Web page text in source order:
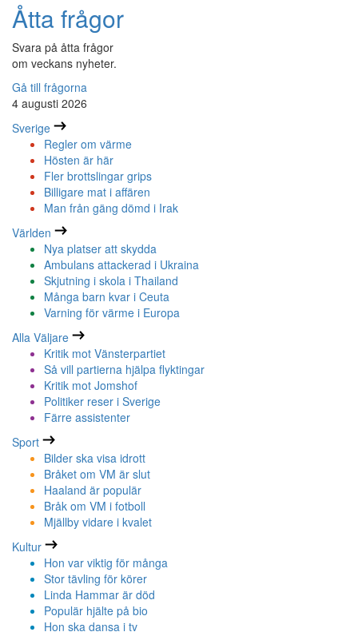
Åtta frågor
Svara på åtta frågor
om veckans nyheter.
Gå till frågorna
4 augusti 2026
Sverige
Regler om värme
Hösten är här
Fler brottslingar grips
Billigare mat i affären
Man från gäng dömd i Irak
Världen
Nya platser att skydda
Ambulans attackerad i Ukraina
Skjutning i skola i Thailand
Många barn kvar i Ceuta
Varning för värme i Europa
Alla Väljare
Kritik mot Vänsterpartiet
Så vill partierna hjälpa flyktingar
Kritik mot Jomshof
Politiker reser i Sverige
Färre assistenter
Sport
Bilder ska visa idrott
Bråket om VM är slut
Haaland är populär
Bråk om VM i fotboll
Mjällby vidare i kvalet
Kultur
Hon var viktig för många
Stor tävling för körer
Linda Hammar är död
Populär hjälte på bio
Hon ska dansa i tv